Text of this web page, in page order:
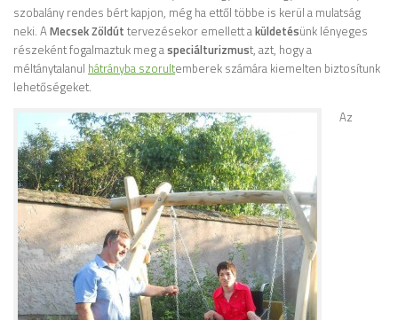
szobalány rendes bért kapjon, még ha ettől többe is kerül a mulatság
neki. AMecsek Zöldút tervezésekor emellett aküldetésünk lényeges
részeként fogalmaztuk meg aspeciálturizmust, azt, hogy a
méltánytalanul hátrányba szorultemberek számára kiemelten biztosítunk
lehetőségeket.
Az